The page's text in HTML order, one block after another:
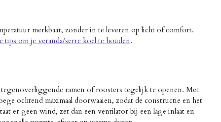
merkbaar, zonder in te leveren op licht of comfort.
tips om je veranda/serre koel te houden.
ramen of roosters tegelijk te openen. Met
ochtend maximaal doorwaaien, zodat de constructie en het
er geen wind, zet dan een ventilator bij een lage inlaat en